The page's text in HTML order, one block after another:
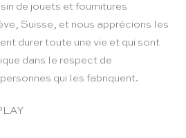
de jouets et fournitures
Suisse, et nous apprécions les
durer toute une vie et qui sont
dans le respect de
qui les fabriquent.